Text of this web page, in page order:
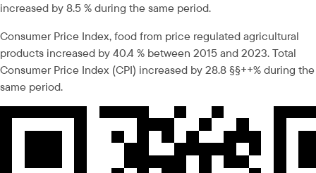
increased by 8.5 % during the same period.
Consumer Price Index, food from price regulated agricultural
products increased by 40.4 % between 2015 and 2023. Total
Consumer Price Index (CPI) increased by 28.8 §§++% during the
same period.